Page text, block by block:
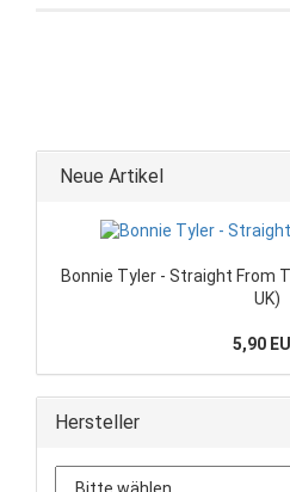
Neue Artikel
Bonnie Tyler - Straight From
UK)
5,90
Hersteller